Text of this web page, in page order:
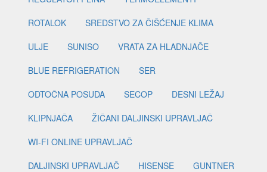
ROTALOK
SREDSTVO ZA ČIŠĆENJE KLIMA
ULJE
SUNISO
VRATA ZA HLADNJAČE
BLUE REFRIGERATION
SER
ODTOČNA POSUDA
SECOP
DESNI LEŽAJ
KLIPNJAČA
ŽIČANI DALJINSKI UPRAVLJAČ
WI-FI ONLINE UPRAVLJAČ
DALJINSKI UPRAVLJAČ
HISENSE
GUNTNER